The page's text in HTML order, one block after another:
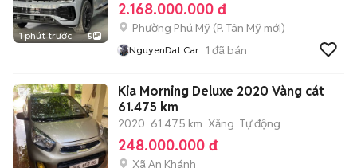
1 phút trước 5
2.168.000.000 đ
Phường Phú Mỹ (P. Tân Mỹ mới)
NguyenDat Car 1 đã bán
Kia Morning Deluxe 2020 Vàng cát
61.475 km
2020 61.475 km Xăng Tự động
248.000.000 đ
Xã An Khánh